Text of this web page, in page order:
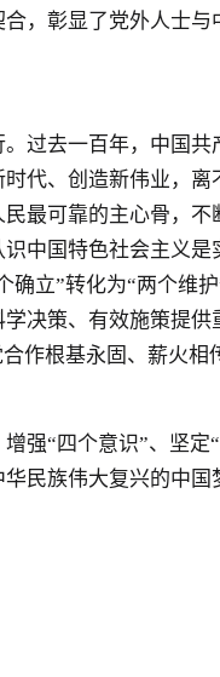
，彰显了党外人士
去一百年，中国共
代、创造新伟业，
最可靠的主心骨，
中国特色社会主义
立”转化为“两个维
决策、有效施策提
作根基永固、薪火相
“四个意识”、坚定
民族伟大复兴的中国